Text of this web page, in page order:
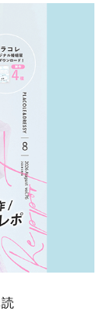
」といった疑問も
れる「ウェディ
続きを読む